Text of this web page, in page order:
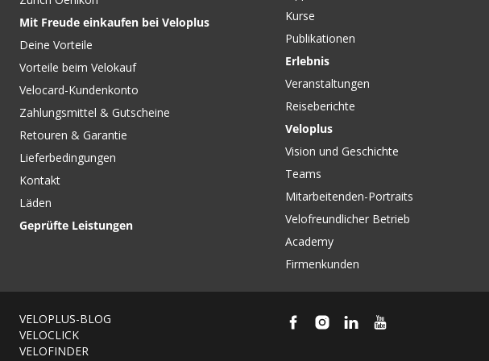
Mit Freude einkaufen bei Veloplus
Deine Vorteile
Vorteile beim Velokauf
Velocard-Kundenkonto
Zahlungsmittel & Gutscheine
Retouren & Garantie
Lieferbedingungen
Kontakt
Läden
Geprüfte Leistungen
Kurse
Publikationen
Erlebnis
Veranstaltungen
Reiseberichte
Veloplus
Vision und Geschichte
Teams
Mitarbeitenden-Portraits
Velofreundlicher Betrieb
Academy
Firmenkunden
VELOPLUS-BLOG
VELOCLICK
VELOFINDER